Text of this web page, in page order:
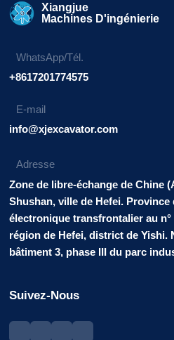
Xiangjue
Machines D'ingénierie
WhatsApp/Tél.
+8617201774575
E-mail
info@xjexcavator.com
Adresse
Zone de libre-échange de Chine
Shushan, ville de Hefei.
électronique transfrontalier au n°
région de Hefei, district de Yishi.
bâtiment 3, phase III du parc
Suivez-Nous